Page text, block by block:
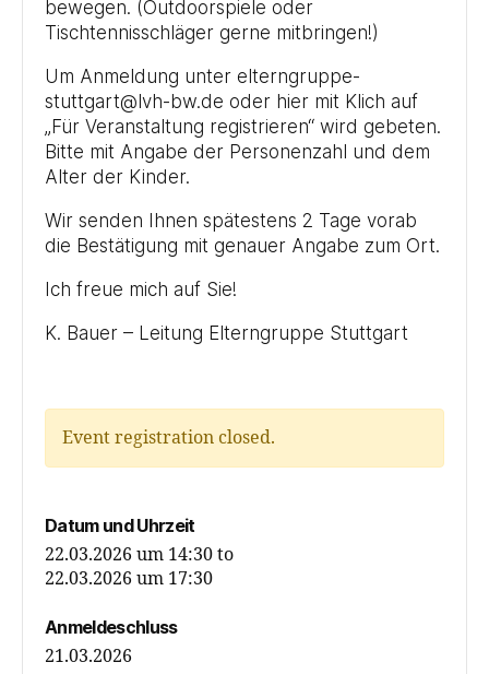
bewegen. (Outdoorspiele oder
Tischtennisschläger gerne mitbringen!)
Um Anmeldung unter elterngruppe-
stuttgart@lvh-bw.de oder hier mit Klich auf
„Für Veranstaltung registrieren“ wird gebeten.
Bitte mit Angabe der Personenzahl und dem
Alter der Kinder.
Wir senden Ihnen spätestens 2 Tage vorab
die Bestätigung mit genauer Angabe zum Ort.
Ich freue mich auf Sie!
K. Bauer – Leitung Elterngruppe Stuttgart
Event registration closed.
Datum und Uhrzeit
22.03.2026 um 14:30 to
22.03.2026 um 17:30
Anmeldeschluss
21.03.2026